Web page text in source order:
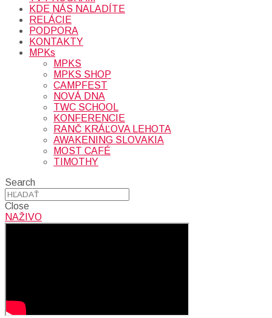
KDE NÁS NALADÍTE
RELÁCIE
PODPORA
KONTAKTY
MPKs
MPKS
MPKS SHOP
CAMPFEST
NOVÁ DNA
TWC SCHOOL
KONFERENCIE
RANČ KRÁĽOVA LEHOTA
AWAKENING SLOVAKIA
MOST CAFÉ
TIMOTHY
Search
Close
NAŽIVO